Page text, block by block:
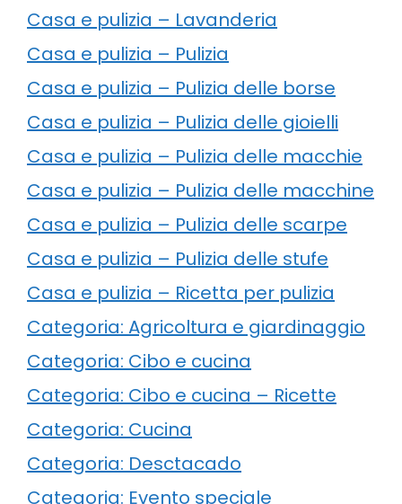
Casa e pulizia – Lavanderia
Casa e pulizia – Pulizia
Casa e pulizia – Pulizia delle borse
Casa e pulizia – Pulizia delle gioielli
Casa e pulizia – Pulizia delle macchie
Casa e pulizia – Pulizia delle macchine
Casa e pulizia – Pulizia delle scarpe
Casa e pulizia – Pulizia delle stufe
Casa e pulizia – Ricetta per pulizia
Categoria: Agricoltura e giardinaggio
Categoria: Cibo e cucina
Categoria: Cibo e cucina – Ricette
Categoria: Cucina
Categoria: Desctacado
Categoria: Evento speciale